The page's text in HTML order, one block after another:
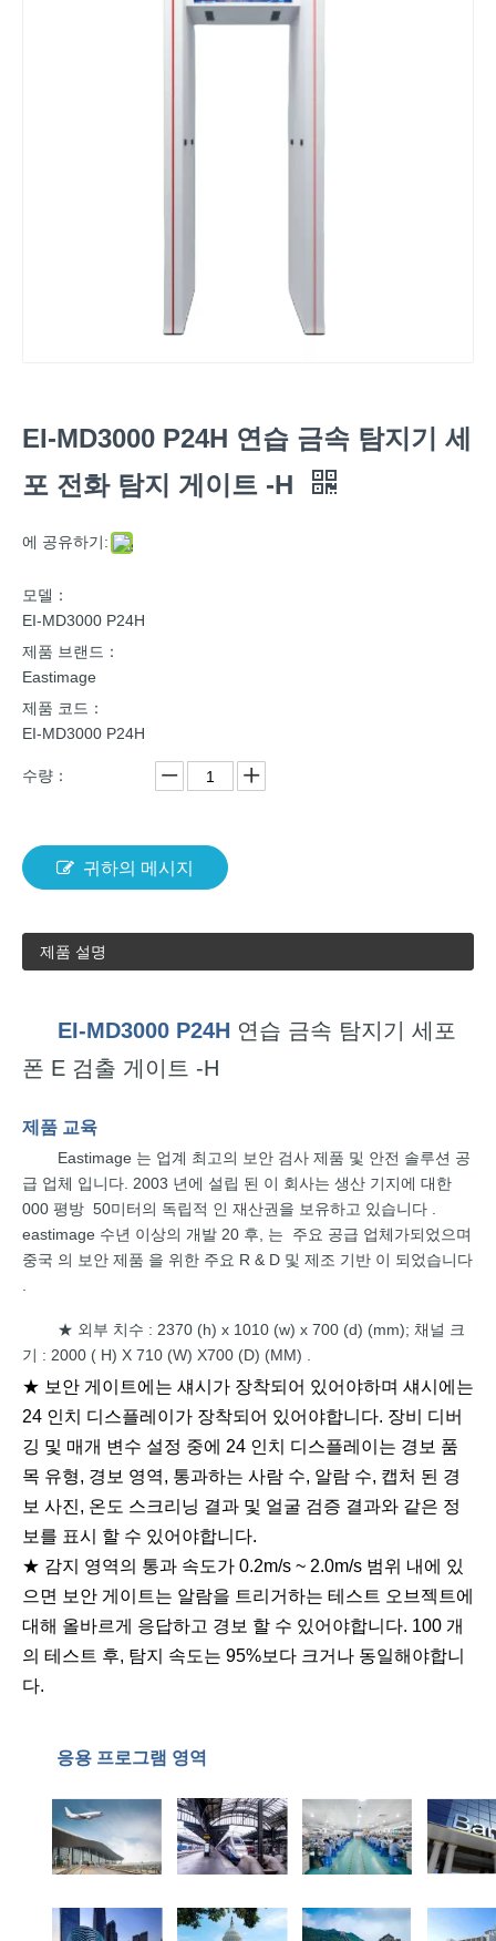
EI-MD3000 P24H 연습 금속 탐지기 세
포 전화 탐지 게이트 -H
에 공유하기:
모델：
EI-MD3000 P24H
제품 브랜드：
Eastimage
제품 코드：
EI-MD3000 P24H
수량：
귀하의 메시지
제품 설명
EI-MD3000 P24H 연습 금속 탐지기 세포
폰 E 검출 게이트 -H
제품 교육
Eastimage 는 업계 최고의 보안 검사 제품 및 안전 솔루션 공
급 업체 입니다. 2003 년에 설립 된 이 회사는 생산 기지에 대한
000 평방 50미터의 독립적 인 재산권을 보유하고 있습니다
eastimage 수년 이상의 개발 20 후, 는 주요 공급 업체가되었으며
중국 의 보안 제품 을 위한 주요 R & D 및 제조 기반 이 되었습니다
★ 외부 치수 : 2370 (h) x 1010 (w) x 700 (d) (mm); 채널 크
기 : 2000 ( H) X 710 (W) X700 (D) (MM) .
★ 보안 게이트에는 섀시가 장착되어 있어야하며 섀시에는
24 인치 디스플레이가 장착되어 있어야합니다. 장비 디버
깅 및 매개 변수 설정 중에 24 인치 디스플레이는 경보 품
목 유형, 경보 영역, 통과하는 사람 수, 알람 수, 캡처 된 경
보 사진, 온도 스크리닝 결과 및 얼굴 검증 결과와 같은 정
보를 표시 할 수 있어야합니다.
★ 감지 영역의 통과 속도가 0.2m/s ~ 2.0m/s 범위 내에 있
으면 보안 게이트는 알람을 트리거하는 테스트 오브젝트에
대해 올바르게 응답하고 경보 할 수 있어야합니다. 100 개
의 테스트 후, 탐지 속도는 95%보다 크거나 동일해야합니
다.
응용 프로그램 영역